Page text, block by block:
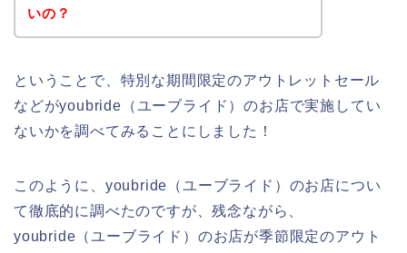
いの？
ということで、特別な期間限定のアウトレットセール
などがyoubride（ユーブライド）のお店で実施してい
ないかを調べてみることにしました！
このように、youbride（ユーブライド）のお店につい
て徹底的に調べたのですが、残念ながら、
youbride（ユーブライド）のお店が季節限定のアウト